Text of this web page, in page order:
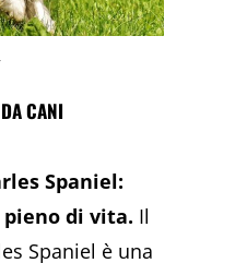
CANI
Spaniel:
di vita. Il
Spaniel è una